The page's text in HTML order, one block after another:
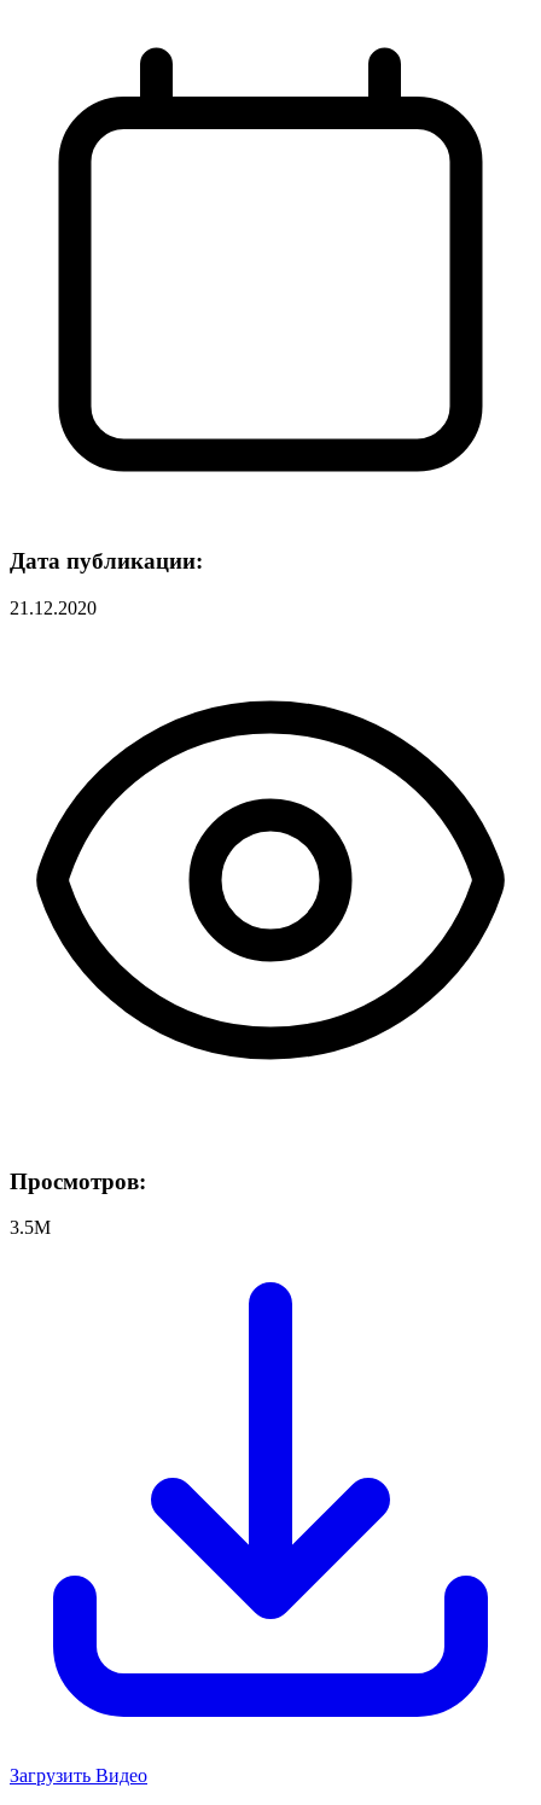
Дата публикации:
21.12.2020
Просмотров:
3.5M
Загрузить Видео